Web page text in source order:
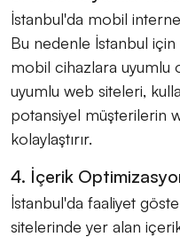
İstanbul'da mobil
Bu nedenle İstanbul
mobil cihazlara uyumlu
uyumlu web siteleri,
potansiyel müşterilerin
kolaylaştırır.
4. İçerik
İstanbul'da faaliyet
sitelerinde yer alan